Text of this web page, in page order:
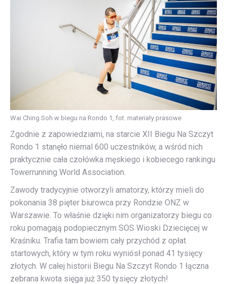
Wai Ching Soh w biegu na Rondo 1, fot. materiały prasowe
Zgodnie z zapowiedziami, na starcie XII Biegu Na Szczyt
Rondo 1 stanęło niemal 600 uczestników, a wśród nich
praktycznie cała czołówka męskiego i kobiecego rankingu
Towerrunning World Association.
Zawody tradycyjnie otworzyli amatorzy, którzy mieli do
pokonania 38 pięter biurowca przy Rondzie ONZ w
Warszawie. To właśnie dzięki nim organizatorzy biegu co
roku pomagają podopiecznym SOS Wioski Dziecięcej w
Kraśniku. Trafia tam bowiem cały przychód z opłat
startowych, który w tym roku wyniósł ponad 41 tysięcy
złotych. W całej historii Biegu Na Szczyt Rondo 1 łączna
zebrana kwota sięga już 350 tysięcy złotych!